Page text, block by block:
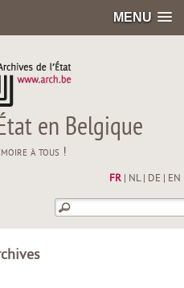
MENU
en Belgique
à tous !
FR| NL| DE EN